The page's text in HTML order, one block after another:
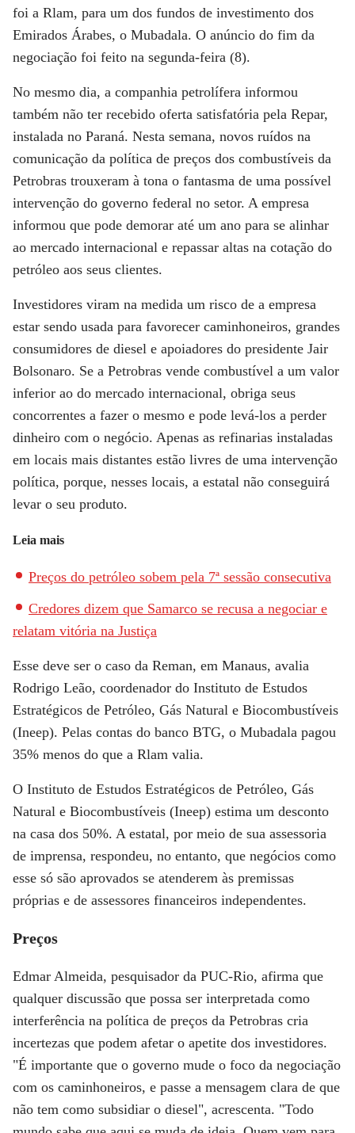
foi a Rlam, para um dos fundos de investimento dos
Emirados Árabes, o Mubadala. O anúncio do fim da
negociação foi feito na segunda-feira (8).
No mesmo dia, a companhia petrolífera informou
também não ter recebido oferta satisfatória pela Repar,
instalada no Paraná. Nesta semana, novos ruídos na
comunicação da política de preços dos combustíveis da
Petrobras trouxeram à tona o fantasma de uma possível
intervenção do governo federal no setor. A empresa
informou que pode demorar até um ano para se alinhar
ao mercado internacional e repassar altas na cotação do
petróleo aos seus clientes.
Investidores viram na medida um risco de a empresa
estar sendo usada para favorecer caminhoneiros, grandes
consumidores de diesel e apoiadores do presidente Jair
Bolsonaro. Se a Petrobras vende combustível a um valor
inferior ao do mercado internacional, obriga seus
concorrentes a fazer o mesmo e pode levá-los a perder
dinheiro com o negócio. Apenas as refinarias instaladas
em locais mais distantes estão livres de uma intervenção
política, porque, nesses locais, a estatal não conseguirá
levar o seu produto.
Leia mais
Preços do petróleo sobem pela 7ª sessão consecutiva
Credores dizem que Samarco se recusa a negociar e
relatam vitória na Justiça
Esse deve ser o caso da Reman, em Manaus, avalia
Rodrigo Leão, coordenador do Instituto de Estudos
Estratégicos de Petróleo, Gás Natural e Biocombustíveis
(Ineep). Pelas contas do banco BTG, o Mubadala pagou
35% menos do que a Rlam valia.
O Instituto de Estudos Estratégicos de Petróleo, Gás
Natural e Biocombustíveis (Ineep) estima um desconto
na casa dos 50%. A estatal, por meio de sua assessoria
de imprensa, respondeu, no entanto, que negócios como
esse só são aprovados se atenderem às premissas
próprias e de assessores financeiros independentes.
Preços
Edmar Almeida, pesquisador da PUC-Rio, afirma que
qualquer discussão que possa ser interpretada como
interferência na política de preços da Petrobras cria
incertezas que podem afetar o apetite dos investidores.
"É importante que o governo mude o foco da negociação
com os caminhoneiros, e passe a mensagem clara de que
não tem como subsidiar o diesel", acrescenta. "Todo